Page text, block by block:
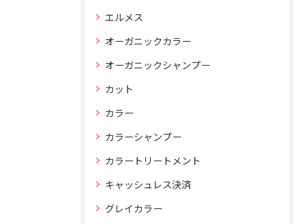
エルメス
オーガニックカラー
オーガニックシャンプー
カット
カラー
カラーシャンプー
カラートリートメント
キャッシュレス決済
グレイカラー